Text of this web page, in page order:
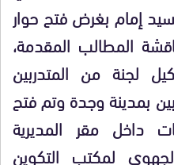
إمام بغرض فتح حوار
المطالب المقدمة،
لجنة من المتدربين
بمدينة وجدة وتم فتح
داخل مقر المديرية
لمكتب التكوين